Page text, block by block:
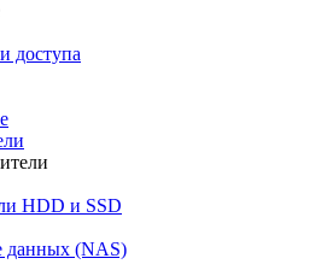
доступа
HDD и SSD
данных (NAS)